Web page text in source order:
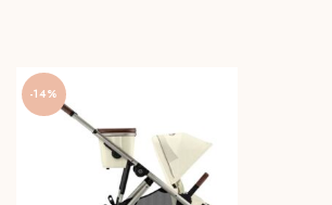
-14%